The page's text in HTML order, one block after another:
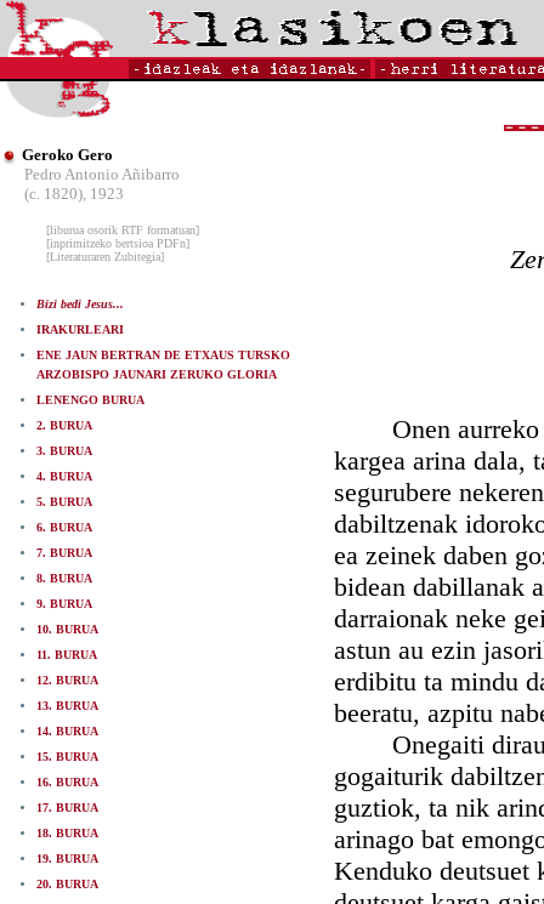
Geroko Gero
Pedro Antonio Añibarro
(c. 1820), 1923
[liburua osorik RTF formatuan]
[inprimitzeko bertsioa PDFn]
[Literaturaren Zubitegia]
Bizi bedi Jesus...
IRAKURLEARI
ENE JAUN BERTRAN DE ETXAUS TURSKO
ARZOBISPO JAUNARI ZERUKO GLORIA
LENENGO BURUA
2. BURUA
3. BURUA
4. BURUA
5. BURUA
6. BURUA
7. BURUA
8. BURUA
9. BURUA
10. BURUA
11. BURUA
12. BURUA
13. BURUA
14. BURUA
15. BURUA
16. BURUA
17. BURUA
18. BURUA
19. BURUA
20. BURUA
Onen aurreko
kargea arina dala,
segurubere
dabiltzenak
ea zeinek daben
bidean dabillanak
darraionak neke
astun au ezin
erdibitu ta mindu
beeratu, azpitu
Onegaiti
gogaiturik
guztiok, ta nik
arinago bat
Kenduko deutsuet